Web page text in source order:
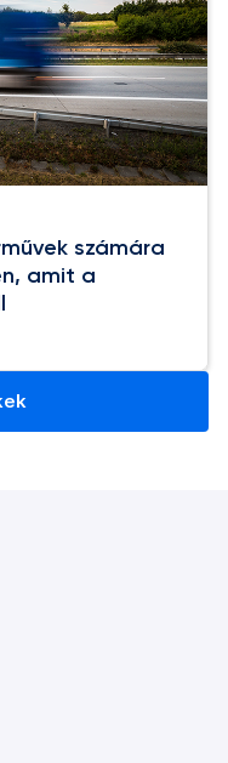
számára
amit a